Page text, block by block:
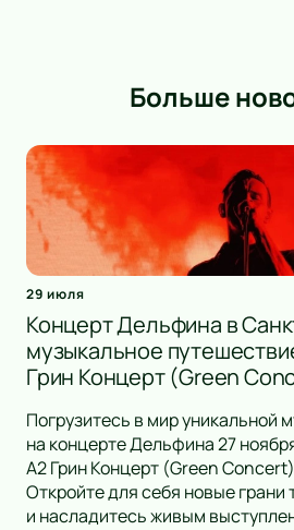
Больше
29 июля
Концерт Дельфина в
музыкальное
Грин Концерт (Green
Погрузитесь в мир уникальной
на концерте Дельфина 27
А2 Грин Концерт (Green
Откройте для себя новые грани
и насладитесь живым